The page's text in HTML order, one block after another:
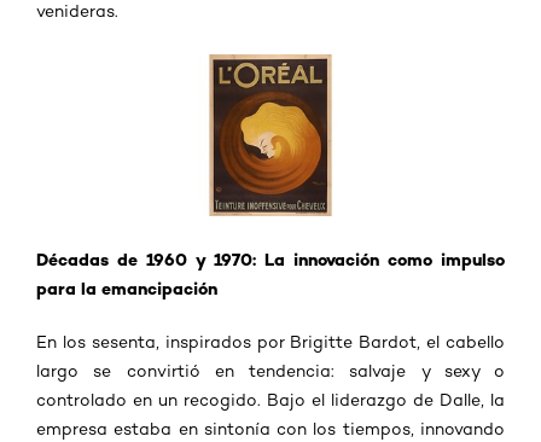
venideras.
Décadas de 1960 y 1970: La innovación como impulso
para la emancipación
En los sesenta, inspirados por Brigitte Bardot, el cabello
largo se convirtió en tendencia: salvaje y sexy o
controlado en un recogido. Bajo el liderazgo de Dalle, la
empresa estaba en sintonía con los tiempos, innovando